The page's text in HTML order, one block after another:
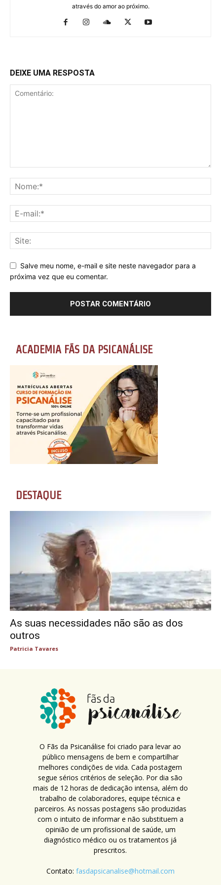
através do amor ao próximo.
DEIXE UMA RESPOSTA
Salve meu nome, e-mail e site neste navegador para a
próxima vez que eu comentar.
ACADEMIA FÃS DA PSICANÁLISE
DESTAQUE
As suas necessidades não são as dos
outros
Patricia Tavares
O Fãs da Psicanálise foi criado para levar ao
público mensagens de bem e compartilhar
melhores condições de vida. Cada postagem
segue sérios critérios de seleção. Por dia são
mais de 12 horas de dedicação intensa, além do
trabalho de colaboradores, equipe técnica e
parceiros. As nossas postagens são produzidas
com o intuito de informar e não substituem a
opinião de um profissional de saúde, um
diagnóstico médico ou os tratamentos já
prescritos.
Contato: fasdapsicanalise@hotmail.com